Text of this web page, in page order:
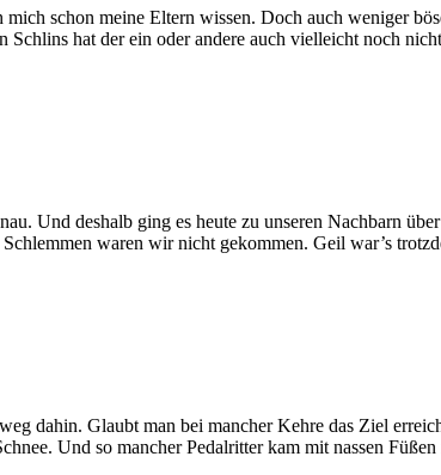
schon meine Eltern wissen. Doch auch weniger
hat der ein oder andere auch vielleicht noch
Und deshalb ging es heute zu unseren Nachbarn
waren wir nicht gekommen. Geil war’s
dahin. Glaubt man bei mancher Kehre das Ziel
Und so mancher Pedalritter kam mit nassen